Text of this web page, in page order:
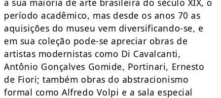
a sua maioria de arte brasileira do século XIX, o
período acadêmico, mas desde os anos 70 as
aquisições do museu vem diversificando-se, e
em sua coleção pode-se apreciar obras de
artistas modernistas como Di Cavalcanti,
Antônio Gonçalves Gomide, Portinari, Ernesto
de Fiori; também obras do abstracionismo
formal como Alfredo Volpi e a sala especial